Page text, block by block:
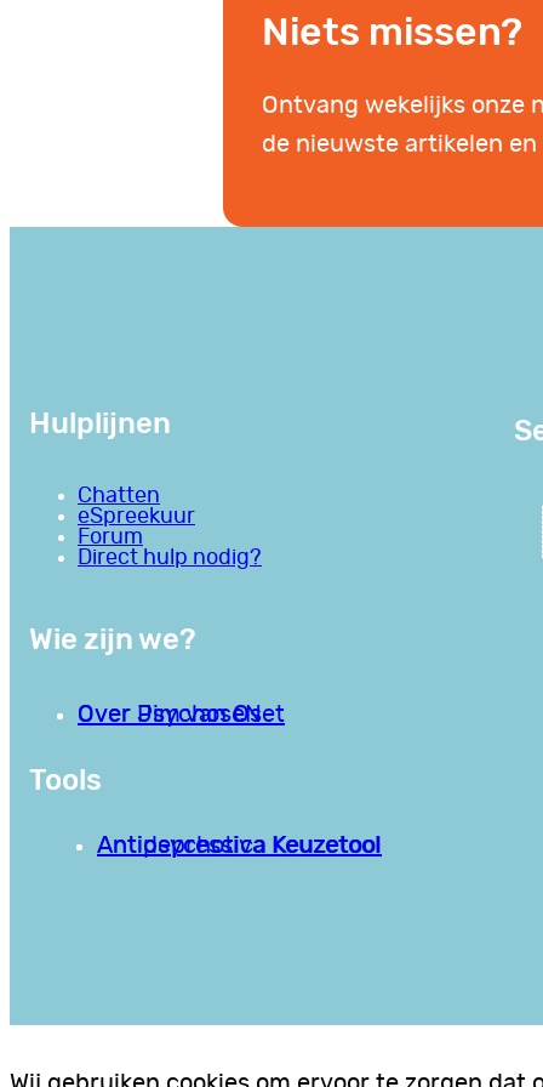
Niets missen?
Ontvang wekelijks onze
de nieuwste artikelen en
Hulplijnen
Chatten
eSpreekuur
Forum
Direct hulp nodig?
Wie zijn we?
Over PsychoseNet
Over Jim van Os
Tools
Antipsychotica Keuzetool
Antidepressiva Keuzetool